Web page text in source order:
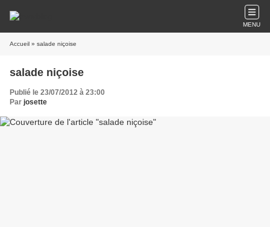
MENU
Accueil » salade niçoise
salade niçoise
Publié le 23/07/2012 à 23:00
Par josette